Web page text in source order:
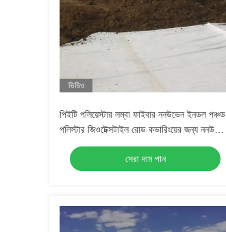
ভিডিও
পিইটি পলিয়েস্টার লম্বা ফাইবার ননউভেন ইনডল পঞ্চড
পলিস্টার জিওটেক্সটাইল রোড কভারিংয়ের জন্য ননউভেন
জিওটেক্সটাইল
সেরা দাম পান